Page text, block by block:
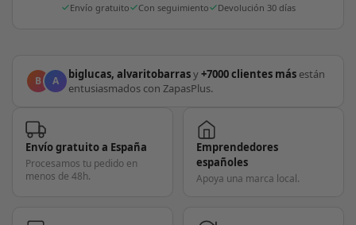
Envío gratuito Con seguimiento Devolución 30 días
B A biglucas, alvaritobarrasy+7000 clientes más están
entusiasmados con ZapasPlus.
Envío gratuito a España
Procesamos tu pedido en
menos de 48h.
Emprendedores
españoles
Apoya una marca local.